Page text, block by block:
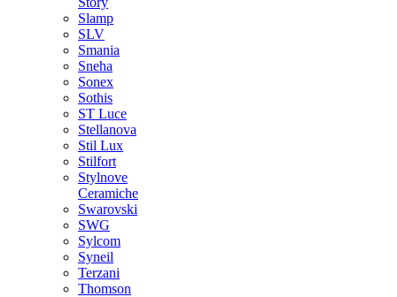
Slamp
SLV
Smania
Sneha
Sonex
Sothis
ST Luce
Stellanova
Stil Lux
Stilfort
Stylnove
Ceramiche
Swarovski
SWG
Sylcom
Syneil
Terzani
Thomson